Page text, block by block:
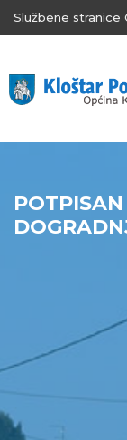
Službene stranice